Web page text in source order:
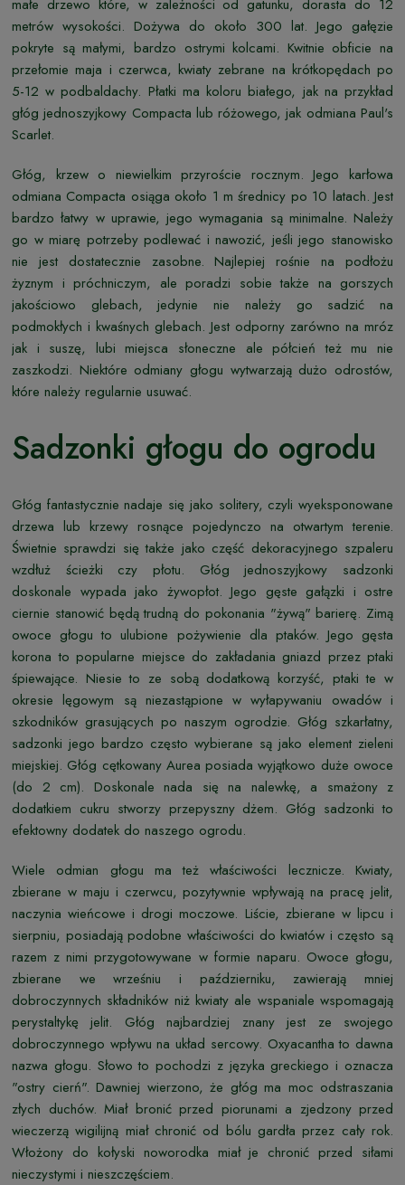
małe drzewo które, w zależności od gatunku, dorasta do 12
metrów wysokości. Dożywa do około 300 lat. Jego gałęzie
pokryte są małymi, bardzo ostrymi kolcami. Kwitnie obficie na
przełomie maja i czerwca, kwiaty zebrane na krótkopędach po
5-12 w podbaldachy. Płatki ma koloru białego, jak na przykład
głóg jednoszyjkowy Compacta lub różowego, jak odmiana Paul's
Scarlet.
Głóg, krzew o niewielkim przyroście rocznym. Jego karłowa
odmiana Compacta osiąga około 1 m średnicy po 10 latach. Jest
bardzo łatwy w uprawie, jego wymagania są minimalne. Należy
go w miarę potrzeby podlewać i nawozić, jeśli jego stanowisko
nie jest dostatecznie zasobne. Najlepiej rośnie na podłożu
żyznym i próchniczym, ale poradzi sobie także na gorszych
jakościowo glebach, jedynie nie należy go sadzić na
podmokłych i kwaśnych glebach. Jest odporny zarówno na mróz
jak i suszę, lubi miejsca słoneczne ale półcień też mu nie
zaszkodzi. Niektóre odmiany głogu wytwarzają dużo odrostów,
które należy regularnie usuwać.
Sadzonki głogu do ogrodu
Głóg fantastycznie nadaje się jako solitery, czyli wyeksponowane
drzewa lub krzewy rosnące pojedynczo na otwartym terenie.
Świetnie sprawdzi się także jako część dekoracyjnego szpaleru
wzdłuż ścieżki czy płotu. Głóg jednoszyjkowy sadzonki
doskonale wypada jako żywopłot. Jego gęste gałązki i ostre
ciernie stanowić będą trudną do pokonania "żywą" barierę. Zimą
owoce głogu to ulubione pożywienie dla ptaków. Jego gęsta
korona to popularne miejsce do zakładania gniazd przez ptaki
śpiewające. Niesie to ze sobą dodatkową korzyść, ptaki te w
okresie lęgowym są niezastąpione w wyłapywaniu owadów i
szkodników grasujących po naszym ogrodzie. Głóg szkarłatny,
sadzonki jego bardzo często wybierane są jako element zieleni
miejskiej. Głóg cętkowany Aurea posiada wyjątkowo duże owoce
(do 2 cm). Doskonale nada się na nalewkę, a smażony z
dodatkiem cukru stworzy przepyszny dżem. Głóg sadzonki to
efektowny dodatek do naszego ogrodu.
Wiele odmian głogu ma też właściwości lecznicze. Kwiaty,
zbierane w maju i czerwcu, pozytywnie wpływają na pracę jelit,
naczynia wieńcowe i drogi moczowe. Liście, zbierane w lipcu i
sierpniu, posiadają podobne właściwości do kwiatów i często są
razem z nimi przygotowywane w formie naparu. Owoce głogu,
zbierane we wrześniu i październiku, zawierają mniej
dobroczynnych składników niż kwiaty ale wspaniale wspomagają
perystaltykę jelit. Głóg najbardziej znany jest ze swojego
dobroczynnego wpływu na układ sercowy. Oxyacantha to dawna
nazwa głogu. Słowo to pochodzi z języka greckiego i oznacza
"ostry cierń". Dawniej wierzono, że głóg ma moc odstraszania
złych duchów. Miał bronić przed piorunami a zjedzony przed
wieczerzą wigilijną miał chronić od bólu gardła przez cały rok.
Włożony do kołyski noworodka miał je chronić przed siłami
nieczystymi i nieszczęściem.